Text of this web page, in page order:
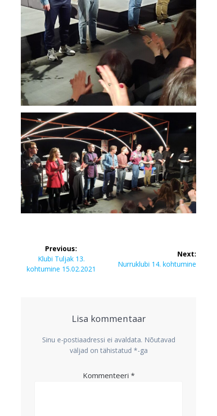
Navigeerimine
Previous:
Previous
post:
Klubi Tuljak 13.
kohtumine 15.02.2021
Next:
Next
Nurruklubi 14. kohtumine
Lisa kommentaar
Sinu e-postiaadressi ei avaldata. Nõutavad
väljad on tähistatud *-ga
Kommenteeri *